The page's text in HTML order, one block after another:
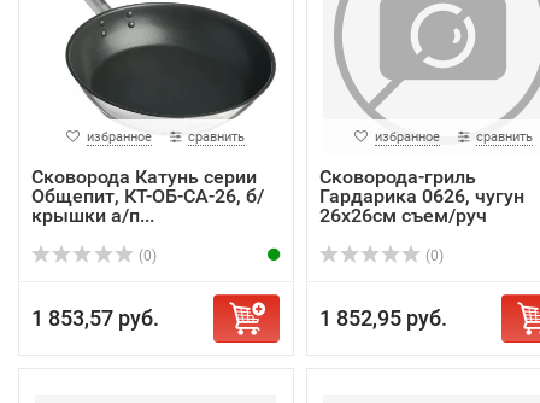
избранное сравнить
Сковорода Катунь серии
Общепит, КТ-ОБ-СА-26, б/
крышки а/п...
(0)
1 853,57 руб.
избранное сравнить
Сковорода-гриль
Гардарика 0626, чугун
26х26см съем/руч
(0)
1 852,95 руб.